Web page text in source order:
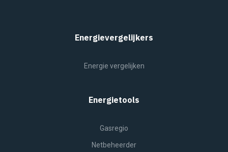
Energievergelijkers
Energie vergelijken
Energietools
Gasregio
Netbeheerder